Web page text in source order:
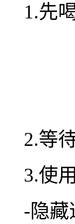
1.先
2.等
3.使
-隐藏